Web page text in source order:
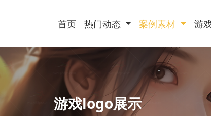
首页 热门动态 案例素材 游
游戏logo展示